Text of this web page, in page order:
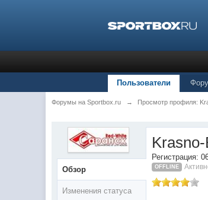
Пользователи
Форумы на Sportbox.ru → Просмотр профиля:
Обзор
Изменения статуса
Регистрация:
OFFLINE